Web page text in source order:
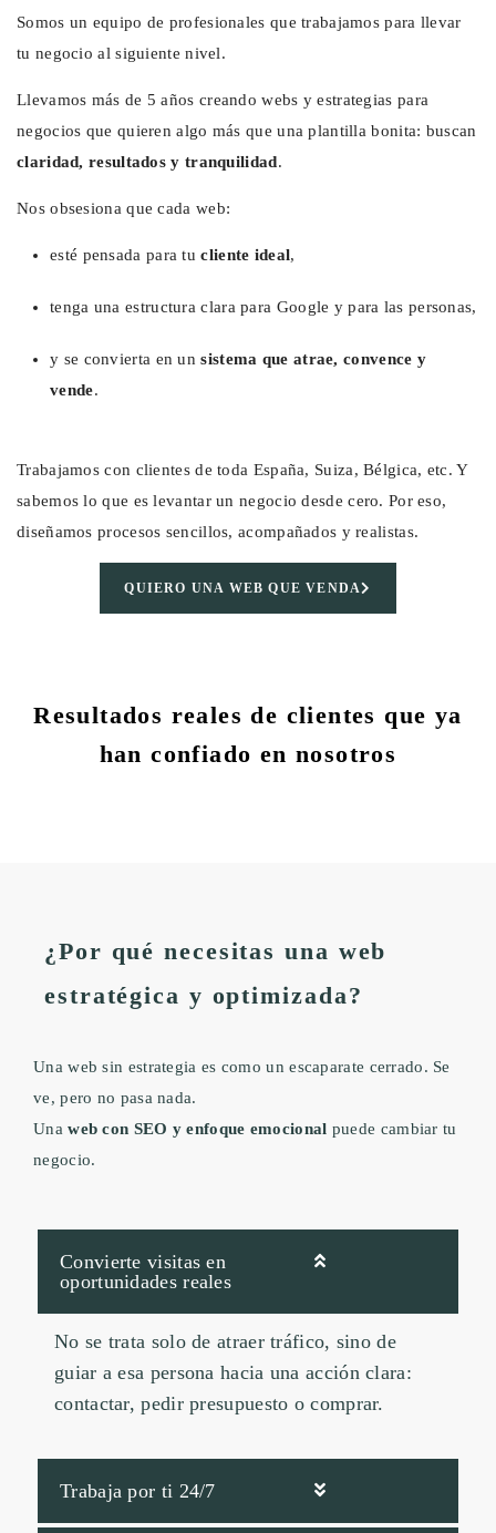
Somos un equipo de profesionales que trabajamos para llevar
tu negocio al siguiente nivel.
Llevamos más de 5 años creando webs y estrategias para
negocios que quieren algo más que una plantilla bonita: buscan
claridad, resultados y tranquilidad.
Nos obsesiona que cada web:
esté pensada para tucliente ideal,
tenga una estructura clara para Google y para las personas,
y se convierta en unsistema que atrae, convence y
vende.
Trabajamos con clientes de toda España, Suiza, Bélgica, etc. Y
sabemos lo que es levantar un negocio desde cero. Por eso,
diseñamos procesos sencillos, acompañados y realistas.
QUIERO UNA WEB QUE VENDA
Resultados reales de clientes que ya
han confiado en nosotros
¿Por qué necesitas una web
estratégica y optimizada?
Una web sin estrategia es como un escaparate cerrado. Se
ve, pero no pasa nada.
Unaweb con SEO y enfoque emocional puede cambiar tu
negocio.
Convierte visitas en
oportunidades reales
No se trata solo de atraer tráfico, sino de
guiar a esa persona hacia una acción clara:
contactar, pedir presupuesto o comprar.
Trabaja por ti 24/7